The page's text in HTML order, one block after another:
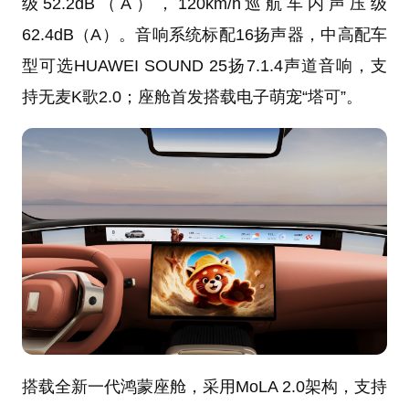
62.4dB（A）。音响系统标配16扬声器，中高配车
型可选HUAWEI SOUND 25扬7.1.4声道音响，支
持无麦K歌2.0；座舱首发搭载电子萌宠“塔可”。
搭载全新一代鸿蒙座舱，采用MoLA 2.0架构，支持